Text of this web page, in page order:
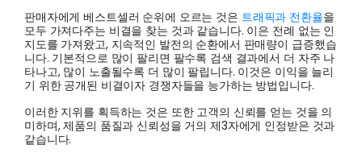
판매자에게 베스트셀러 순위에 오르는 것은 트래픽과 전환율을
모두 가져다주는 비결을 찾는 것과 같습니다. 이은 전례 없는 인
지도를 가져왔고, 지속적인 발전의 순환에서 판매량이 급증했습
니다. 기본적으로 많이 팔리면 팔수록 검색 결과에서 더 자주 나
타나고, 많이 노출될수록 더 많이 팔립니다. 이것은 이익을 늘리
기 위한 공개된 비결이자 경쟁자들을 능가하는 방법입니다.
이러한 지위를 획득하는 것은 또한 고객의 신뢰를 얻는 것을 의
미하며, 제품의 품질과 신뢰성을 거의 제3자에게 인정받은 것과
같습니다.